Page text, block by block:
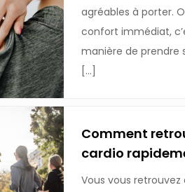
agréables à porter.
confort immédiat,
manière de prendre
[…]
Comment
cardio
Vous vous